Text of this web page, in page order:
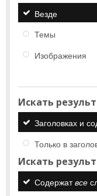
Везде
Темы
Изображения
Искать
Заголовках и
Только в
Искать
Содержатвсе